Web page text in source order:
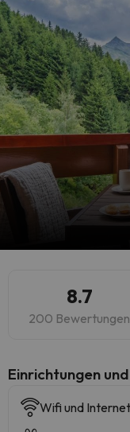
8.7
200 Bewertungen
​Einrichtungen
Wifi und Internet